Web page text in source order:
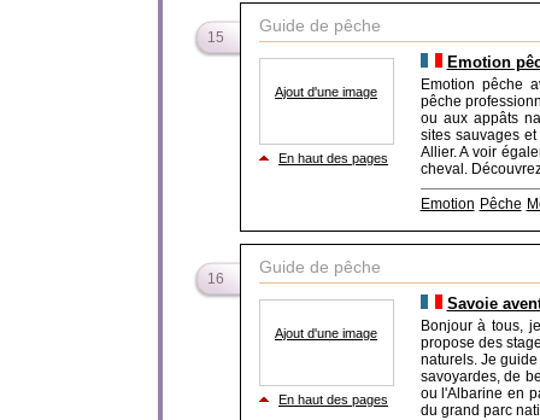
15
Guide de pêche
Ajout d'une image
En haut des pages
Emotion
Emotion pêche
pêche
ou aux appâts
sites sauvages
Allier. A voir
cheval.
Emotion Pêche
16
Guide de pêche
Ajout d'une image
En haut des pages
Savoie
Bonjour à tous,
propose des
naturels. Je
savoyardes, de
ou l'Albarine en
du grand parc